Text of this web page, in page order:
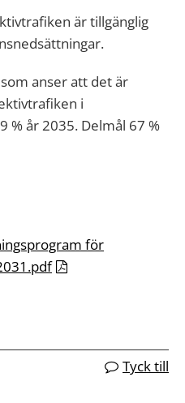
är tillgänglig
anser att det är
i
% år 2035. Delmål 67 %
för
Tyck till